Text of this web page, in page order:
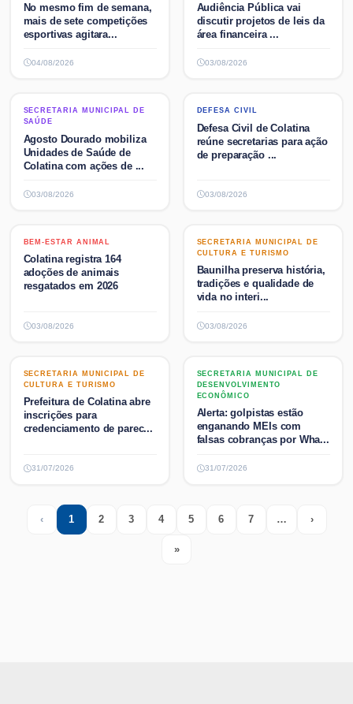
No mesmo fim de semana,
mais de sete competições
esportivas agitara...
04/08/2026
Audiência Pública vai
discutir projetos de leis da
área financeira ...
03/08/2026
SECRETARIA MUNICIPAL DE
SAÚDE
SECRETARIA MUNICIPAL DE
SAÚDE
Agosto Dourado mobiliza
Unidades de Saúde de
Colatina com ações de ...
03/08/2026
DEFESA CIVIL
DEFESA CIVIL
Defesa Civil de Colatina
reúne secretarias para ação
de preparação ...
03/08/2026
BEM-ESTAR ANIMAL
BEM-ESTAR ANIMAL
Colatina registra 164
adoções de animais
resgatados em 2026
03/08/2026
SECRETARIA MUNICIPAL DE
CULTURA E TURISMO
SECRETARIA MUNICIPAL DE
CULTURA E TURISMO
Baunilha preserva história,
tradições e qualidade de
vida no interi...
03/08/2026
SECRETARIA MUNICIPAL DE
CULTURA E TURISMO
SECRETARIA MUNICIPAL DE
CULTURA E TURISMO
Prefeitura de Colatina abre
inscrições para
credenciamento de parec...
31/07/2026
SECRETARIA MUNICIPAL DE
DESENVOLVIMENTO
ECONÔMICO
SECRETARIA MUNICIPAL DE
DESENVOLVIMENTO
ECONÔMICO
Alerta: golpistas estão
enganando MEIs com
falsas cobranças por Wha...
31/07/2026
‹Previous
1(current)
2 3 4 5 6 7 …More ›Next
»Last